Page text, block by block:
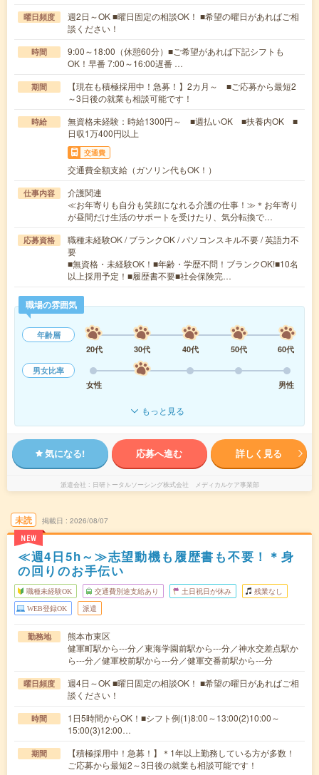
曜日頻度
週2日～OK ■曜日固定の相談OK！ ■希望の曜日があればご相
談ください！
時間
9:00～18:00（休憩60分）■ご希望があれば下記シフトも
OK！早番 7:00～16:00遅番 …
期間
【現在も積極採用中！急募！】2カ月～ ■ご応募から最短2
～3日後の就業も相談可能です！
時給
無資格未経験：時給1300円～ ■週払いOK ■扶養内OK ■
日収1万400円以上
交通費
交通費全額支給（ガソリン代もOK！）
仕事内容
介護関連
≪お年寄りも自分も笑顔になれる介護の仕事！≫＊お年寄り
が昼間だけ生活のサポートを受けたり、気分転換で…
応募資格
職種未経験OK / ブランクOK / パソコンスキル不要 / 英語力不
要
■無資格・未経験OK！■年齢・学歴不問！ブランクOK!■10名
以上採用予定！■履歴書不要■社会保険完…
職場の雰囲気
年齢層
20代
30代 40代 50代
60代
男女比率
女性
男性
もっと見る
気になる! 応募へ進む 詳しく見る
派遣会社 日研トータルソーシング株式会社 メディカルケア事業部
未読
NEW
掲載日 2026/08/07
≪週4日5h～≫志望動機も履歴書も不要！＊身
の回りのお手伝い
職種未経験OK 交通費別途支給あり 土日祝日が休み 残業なし
WEB登録OK 派遣
勤務地
熊本市東区
健軍町駅から---分／東海学園前駅から---分／神水交差点駅か
ら---分／健軍校前駅から---分／健軍交番前駅から---分
曜日頻度
週4日～OK ■曜日固定の相談OK！ ■希望の曜日があればご相
談ください！
時間
1日5時間からOK！■シフト例(1)8:00～13:00(2)10:00～
15:00(3)12:00…
期間
【積極採用中！急募！】＊1年以上勤務している方が多数！
ご応募から最短2～3日後の就業も相談可能です！